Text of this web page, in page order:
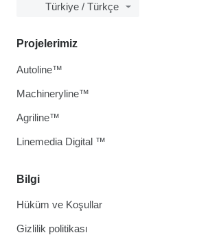
Türkiye / Türkçe
Bilgi
Hüküm ve Koşullar
Gizlilik politikası
Projelerimiz
Autoline™
Machineryline™
Agriline™
Linemedia Digital ™